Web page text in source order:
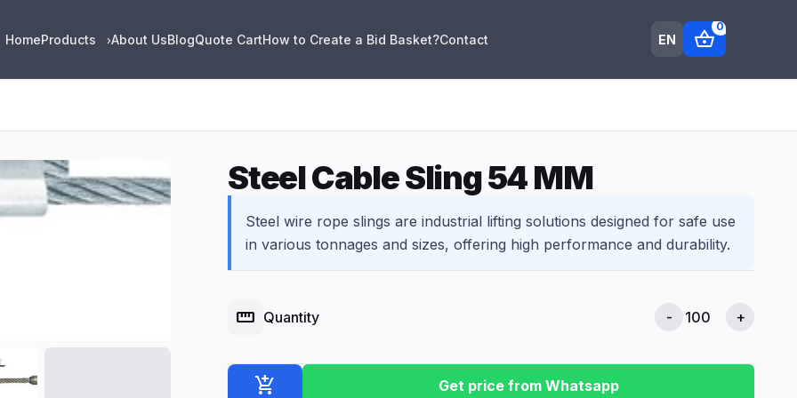
HomeProducts ›About UsBlogQuote CartHow to Create a Bid Basket?Contact EN shopping_basket
0
Steel Cable Sling 54 MM
Steel wire rope slings are industrial lifting solutions designed for safe use
in various tonnages and sizes, offering high performance and durability.
straighten Quantity - +
add_shopping_cart Get price from Whatsapp